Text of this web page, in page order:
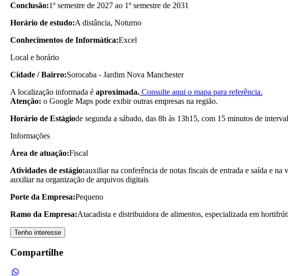
Conclusão:1º semestre de 2027 ao 1º semestre de 2031
Horário de estudo:A distância, Noturno
Conhecimentos de Informática:Excel
Local e horário
Cidade / Bairro:Sorocaba - Jardim Nova Manchester
A localização informada é aproximada. Consulte aqui o mapa para referência.
Atenção: o Google Maps pode exibir outras empresas na região.
Horário de Estágiode segunda a sábado, das 8h às 13h15, com 15 minutos de
Informações
Área de atuação:Fiscal
Atividades de estágio:auxiliar na conferência de notas fiscais de entrada e saída e
auxiliar na organização de arquivos digitais
Porte da Empresa:Pequeno
Ramo da Empresa:Atacadista e distribuidora de alimentos, especializada em
Tenho interesse
Compartilhe